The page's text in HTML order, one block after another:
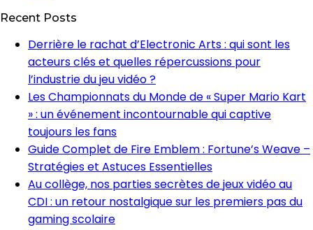
Recent Posts
Derrière le rachat d’Electronic Arts : qui sont les
acteurs clés et quelles répercussions pour
l’industrie du jeu vidéo ?
Les Championnats du Monde de « Super Mario Kart
» : un événement incontournable qui captive
toujours les fans
Guide Complet de Fire Emblem : Fortune’s Weave –
Stratégies et Astuces Essentielles
Au collège, nos parties secrètes de jeux vidéo au
CDI : un retour nostalgique sur les premiers pas du
gaming scolaire